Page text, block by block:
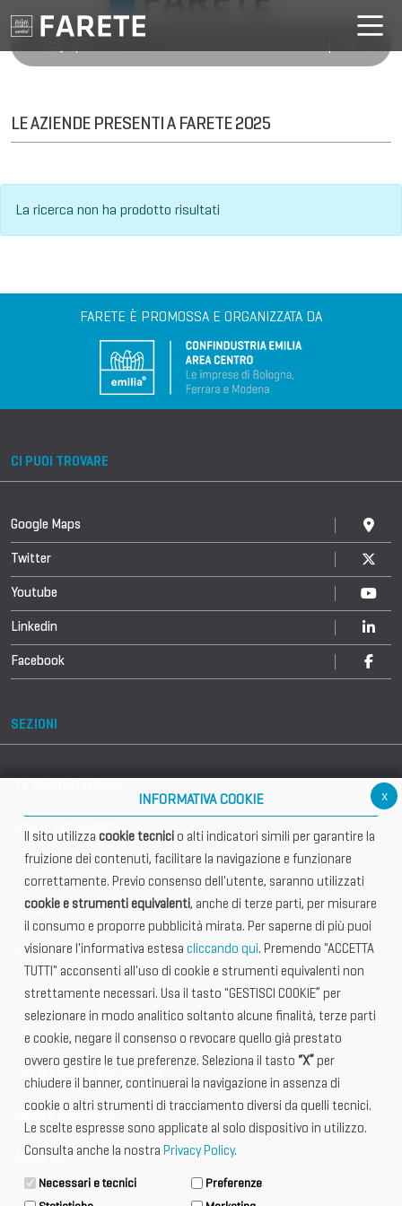
LE AZIENDE PRESENTI A FARETE 2025
La ricerca non ha prodotto risultati
FARETE È PROMOSSA E ORGANIZZATA DA
CI PUOI TROVARE
Google Maps
Twitter
Youtube
Linkedin
Facebook
SEZIONI
Info utili
Documentazione
Informazione importante
Vetrina Espositori
International Club
Tax & Legal Global Services
News e Comunicati
Media Kit
x
INFORMATIVA COOKIE
Il sito utilizza cookie tecnicio alti indicatori simili per garantire la
fruizione dei contenuti, facilitare la navigazione e funzionare
correttamente. Previo consenso dell'utente, saranno utilizzati
cookie e strumenti equivalenti, anche di terze parti, per misurare
il consumo e proporre pubblicità mirata. Per saperne di più puoi
visionare l'informativa estesa cliccando qui. Premendo "ACCETTA
TUTTI" acconsenti all'uso di cookie e strumenti equivalenti non
strettamente necessari. Usa il tasto "GESTISCI COOKIE” per
selezionare in modo analitico soltanto alcune finalità, terze parti
e cookie, negare il consenso o revocare quello già prestato
ovvero gestire le tue preferenze. Seleziona il tasto “X” per
chiudere il banner, continuerai la navigazione in assenza di
cookie o altri strumenti di tracciamento diversi da quelli tecnici.
Le scelte espresse sono applicate al solo dispositivo in utilizzo.
Consulta anche la nostra Privacy Policy.
Necessari e tecnici
Preferenze